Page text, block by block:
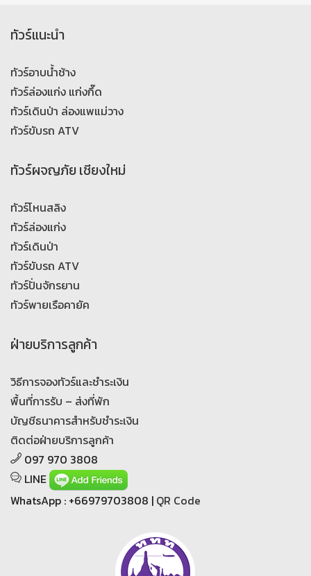
ทัวร์แนะนำ
ทัวร์อาบน้ำช้าง
ทัวร์ล่องแก่ง แก่งกึ๊ด
ทัวร์เดินป่า ล่องแพแม่วาง
ทัวร์ขับรถ ATV
ทัวร์ผจญภัย เชียงใหม่
ทัวร์โหนสลิง
ทัวร์ล่องแก่ง
ทัวร์เดินป่า
ทัวร์ขับรถ ATV
ทัวร์ปั่นจักรยาน
ทัวร์พายเรือคายัค
ฝ่ายบริการลูกค้า
วิธีการจองทัวร์และชำระเงิน
พื้นที่การรับ – ส่งที่พัก
บัญชีธนาคารสำหรับชำระเงิน
ติดต่อฝ่ายบริการลูกค้า
097 970 3808
LINE
WhatsApp : +66979703808 | QR Code